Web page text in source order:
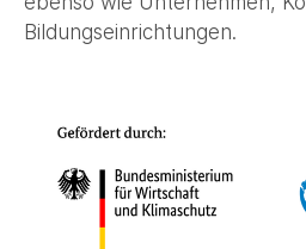
Bildungseinrichtungen.